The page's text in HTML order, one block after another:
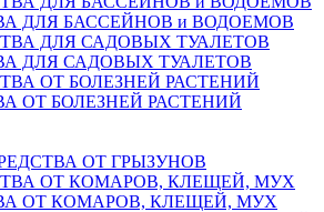
ДЛЯ БАССЕЙНОВ и ВОДОЕМОВ
ДЛЯ САДОВЫХ ТУАЛЕТОВ
ОТ БОЛЕЗНЕЙ РАСТЕНИЙ
ОТ ГРЫЗУНОВ
ОТ КОМАРОВ, КЛЕЩЕЙ, МУХ